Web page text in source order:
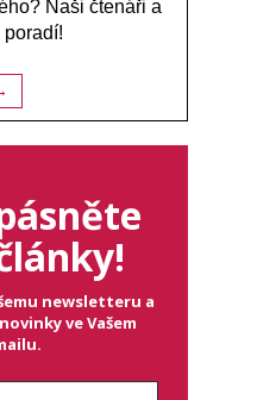
Naši čtenáři a
newsletteru a
ve Vašem